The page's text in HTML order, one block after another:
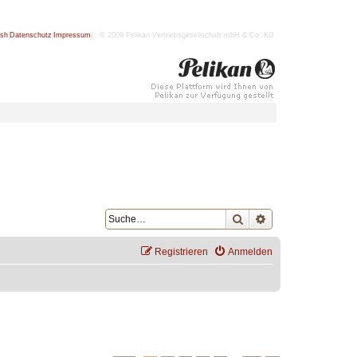
Datenschutz Impressum | © 2009 Pelikan Vertriebsgesellschaft mbH & Co. KG
Suche
Anmelden
Registrieren